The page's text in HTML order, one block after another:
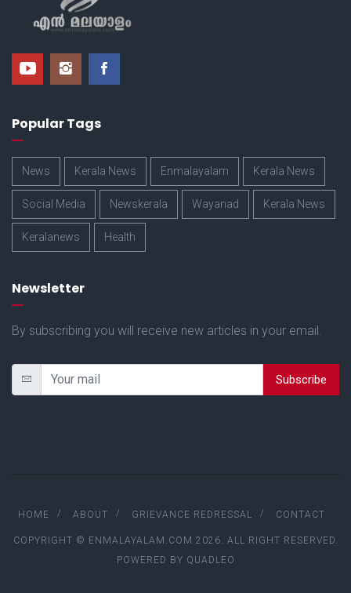
Popular Tags
News Kerala News Enmalayalam Kerala News
Social Media Newskerala Wayanad Kerala News
Keralanews Health
Newsletter
By subscribing you will receive new articles in your email.
Subscribe
HOME ABOUT GRIEVANCE REDRESSAL CONTACT
COPYRIGHT © ENMALAYALAM.COM 2026. ALL RIGHT RESERVED.
POWERED BY QUADLEO